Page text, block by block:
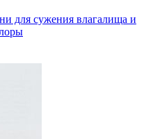
для сужения влагалища и